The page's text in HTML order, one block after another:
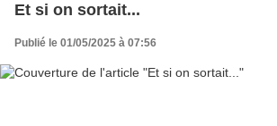
Et si on sortait...
Publié le 01/05/2025 à 07:56